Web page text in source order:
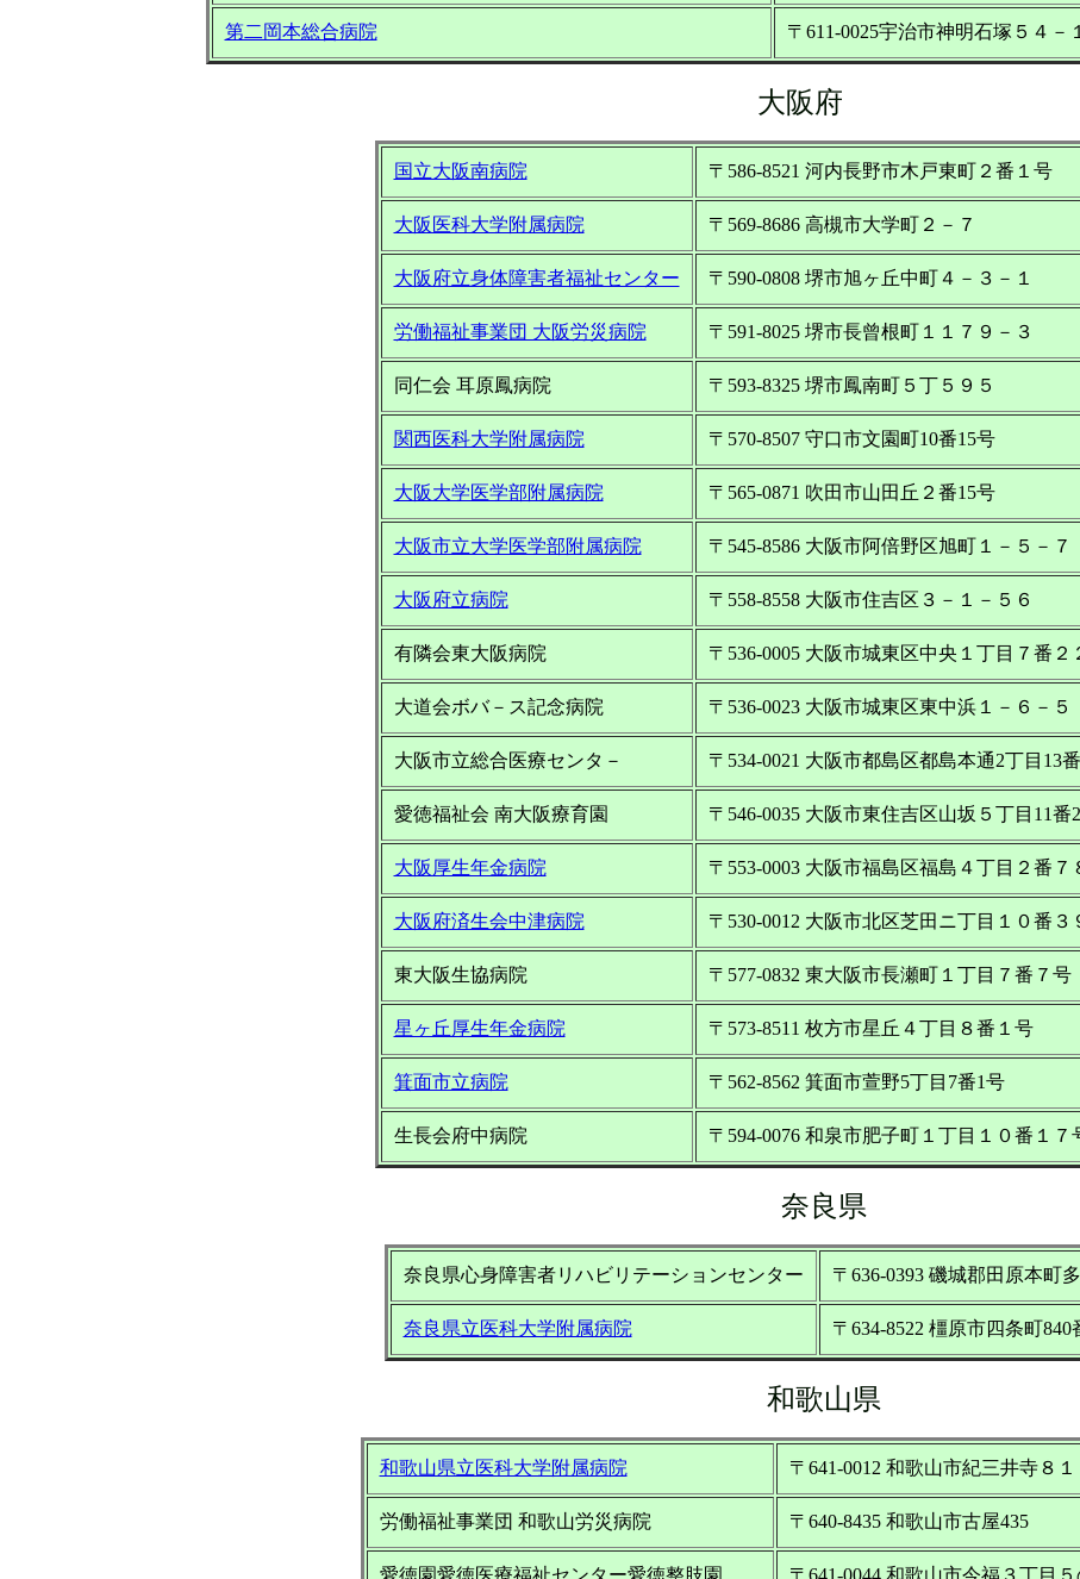
第二岡本総合病院 〒611-0025宇治市神明石塚５４－
大阪府
国立大阪南病院 〒586-8521 河内長野市木戸東町２番１号
大阪医科大学附属病院 〒569-8686 高槻市大学町２－７
大阪府立身体障害者福祉センター 〒590-0808 堺市旭ヶ丘中町４－３－１
労働福祉事業団 大阪労災病院 〒591-8025 堺市長曾根町１１７９－３
同仁会 耳原鳳病院 〒593-8325 堺市鳳南町５丁５９５
関西医科大学附属病院 〒570-8507 守口市文園町10番15号
大阪大学医学部附属病院 〒565-0871 吹田市山田丘２番15号
大阪市立大学医学部附属病院 〒545-8586 大阪市阿倍野区旭町１－５－７
大阪府立病院 〒558-8558 大阪市住吉区３－１－５６
有隣会東大阪病院 〒536-0005 大阪市城東区中央１丁目７番２
大道会ボバ－ス記念病院 〒536-0023 大阪市城東区東中浜１－６－５
大阪市立総合医療センタ－ 〒534-0021 大阪市都島区都島本通2丁目13
愛徳福祉会 南大阪療育園 〒546-0035 大阪市東住吉区山坂５丁目11番
大阪厚生年金病院 〒553-0003 大阪市福島区福島４丁目２番７
大阪府済生会中津病院 〒530-0012 大阪市北区芝田ニ丁目１０番３
東大阪生協病院 〒577-0832 東大阪市長瀬町１丁目７番７号
星ヶ丘厚生年金病院 〒573-8511 枚方市星丘４丁目８番１号
箕面市立病院 〒562-8562 箕面市萱野5丁目7番1号
生長会府中病院 〒594-0076 和泉市肥子町１丁目１０番１７
奈良県
奈良県心身障害者リハビリテーションセンター 〒636-0393 磯城郡田原本町
奈良県立医科大学附属病院 〒634-8522 橿原市四条町840
和歌山県
和歌山県立医科大学附属病院 〒641-0012 和歌山市紀三井寺８１
労働福祉事業団 和歌山労災病院 〒640-8435 和歌山市古屋435
愛徳園愛徳医療福祉センター愛徳整肢園 〒641-0044 和歌山市今福３丁目５